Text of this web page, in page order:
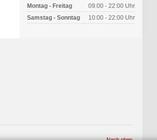
Montag - Freitag
09:00 - 22:00 Uhr
Samstag - Sonntag
10:00 - 22:00 Uhr